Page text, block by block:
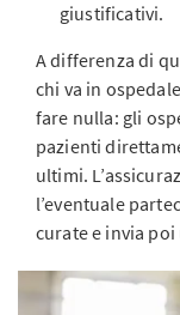
giustificativi.
A differenza di
chi va in
fare nulla: gli
pazienti
ultimi.
l’eventuale
curate e invia